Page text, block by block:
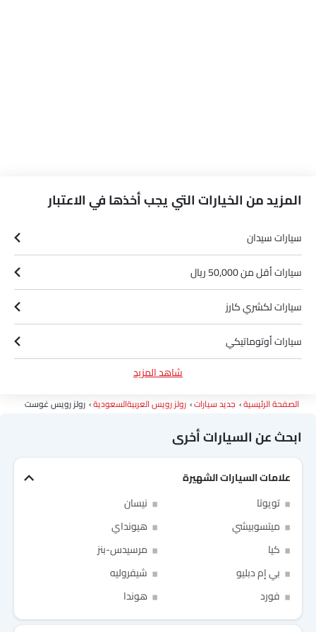
المزيد من الخيارات التي يجب أخذها في الاعتبار
سيارات سيدان
سيارات أقل من 50,000 ريال
سيارات لكشري كارز
سيارات أوتوماتيكي
سيارات 3000 سى سى وما فوق
شاهد المزيد
الصفحة الرئيسية جديد سيارات رولز رويس العربيةالسعودية رولز رويس غوست
ابحث عن السيارات أخرى
علامات السيارات الشهيرة
تويوتا
نيسان
ميتسوبيشي
هيونداي
كيا
مرسيدس-بنز
بي إم دبليو
شيفروليه
فورد
هوندا
I have read and agree to theشروط الاستخدامand سياسة
Link Your Google Account